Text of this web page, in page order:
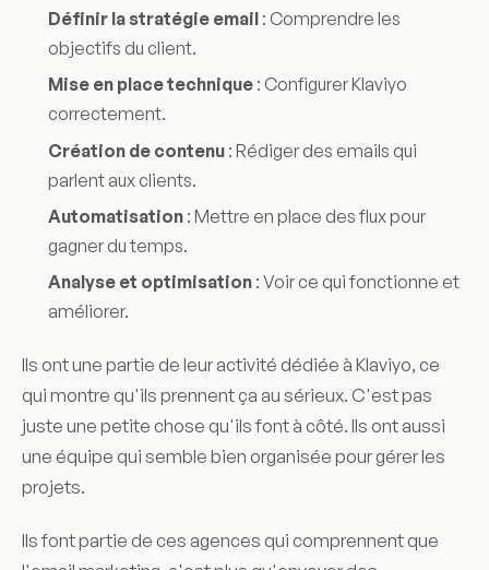
Définir la stratégie email : Comprendre les
objectifs du client.
Mise en place technique : Configurer Klaviyo
correctement.
Création de contenu : Rédiger des emails qui
parlent aux clients.
Automatisation : Mettre en place des flux pour
gagner du temps.
Analyse et optimisation : Voir ce qui fonctionne et
améliorer.
Ils ont une partie de leur activité dédiée à Klaviyo, ce
qui montre qu'ils prennent ça au sérieux. C'est pas
juste une petite chose qu'ils font à côté. Ils ont aussi
une équipe qui semble bien organisée pour gérer les
projets.
Ils font partie de ces agences qui comprennent que